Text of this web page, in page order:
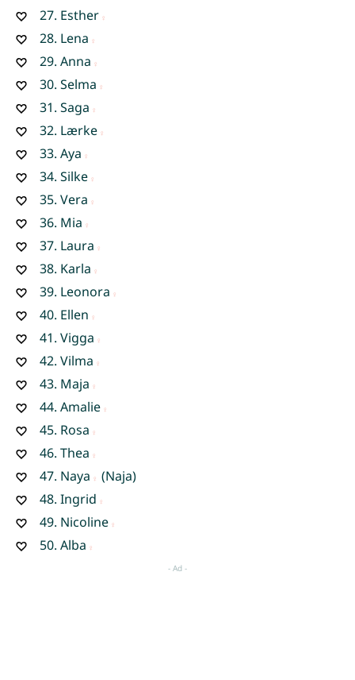
27. Esther
28. Lena
29. Anna
30. Selma
31. Saga
32. Lærke
33. Aya
34. Silke
35. Vera
36. Mia
37. Laura
38. Karla
39. Leonora
40. Ellen
41. Vigga
42. Vilma
43. Maja
44. Amalie
45. Rosa
46. Thea
47. Naya
(Naja)
48. Ingrid
49. Nicoline
50. Alba